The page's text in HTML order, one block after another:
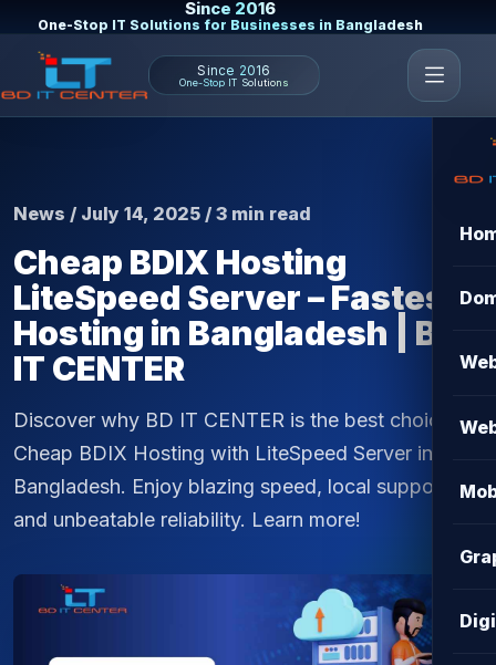
Since 2016
One-Stop IT Solutions for Businesses in Bangladesh
Since 2016
One-Stop IT Solutions
News / July 14, 2025 / 3 min read
Cheap BDIX Hosting
LiteSpeed Server – Fastest
Hosting in Bangladesh | BD
IT CENTER
Discover why BD IT CENTER is the best choice for
Cheap BDIX Hosting with LiteSpeed Server in
Bangladesh. Enjoy blazing speed, local support,
and unbeatable reliability. Learn more!